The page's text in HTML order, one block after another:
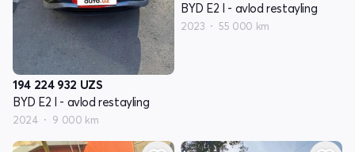
194 224 932 UZS
BYD E2 I - avlod restayling
2024 9 000 km
BYD E2 I - avlod restayling
2023 55 000 km